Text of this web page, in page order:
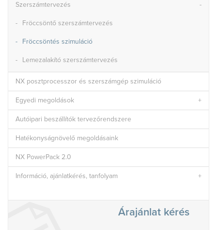
Szerszámtervezés
Fröccsöntő szerszámtervezés
Fröccsöntés szimuláció
Lemezalakító szerszámtervezés
NX posztprocesszor és szerszámgép szimuláció
Egyedi megoldások
Autóipari beszállítók tervezőrendszere
Hatékonyságnövelő megoldásaink
NX PowerPack 2.0
Információ, ajánlatkérés, tanfolyam
Árajánlat kérés